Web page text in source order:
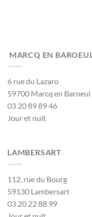
MARCQ EN BAROEUL
6 rue du Lazaro
59700 Marcq en Baroeul
03 20 89 89 46
Jour et nuit
LAMBERSART
112, rue du Bourg
59130 Lambersart
03 20 22 88 99